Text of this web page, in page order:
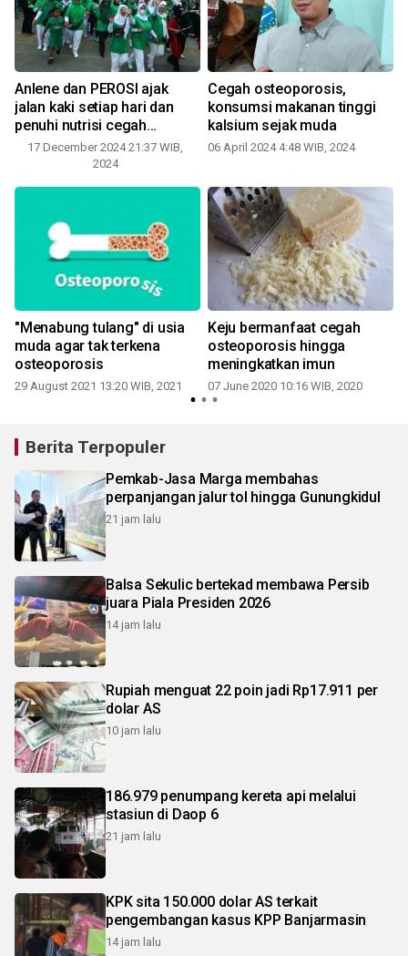
Anlene dan PEROSI ajak
jalan kaki setiap hari dan
penuhi nutrisi cegah
osteoporosis
17 December 2024 21:37 WIB,
2024
Cegah osteoporosis,
konsumsi makanan tinggi
kalsium sejak muda
06 April 2024 4:48 WIB, 2024
"Menabung tulang" di usia
muda agar tak terkena
osteoporosis
29 August 2021 13:20 WIB, 2021
Keju bermanfaat cegah
osteoporosis hingga
meningkatkan imun
07 June 2020 10:16 WIB, 2020
Berita Terpopuler
Pemkab-Jasa Marga membahas
perpanjangan jalur tol hingga Gunungkidul
21 jam lalu
Balsa Sekulic bertekad membawa Persib
juara Piala Presiden 2026
14 jam lalu
Rupiah menguat 22 poin jadi Rp17.911 per
dolar AS
10 jam lalu
186.979 penumpang kereta api melalui
stasiun di Daop 6
21 jam lalu
KPK sita 150.000 dolar AS terkait
pengembangan kasus KPP Banjarmasin
14 jam lalu